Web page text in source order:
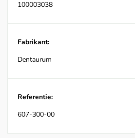
100003038
Fabrikant:
Dentaurum
Referentie:
607-300-00